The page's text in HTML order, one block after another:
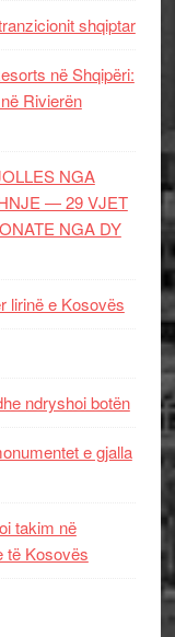
shqiptar
në Shqipëri:
Rivierën
NGA
— 29 VJET
NGA DY
lirinë e Kosovës
ndryshoi botën
e gjalla
takim në
të Kosovës